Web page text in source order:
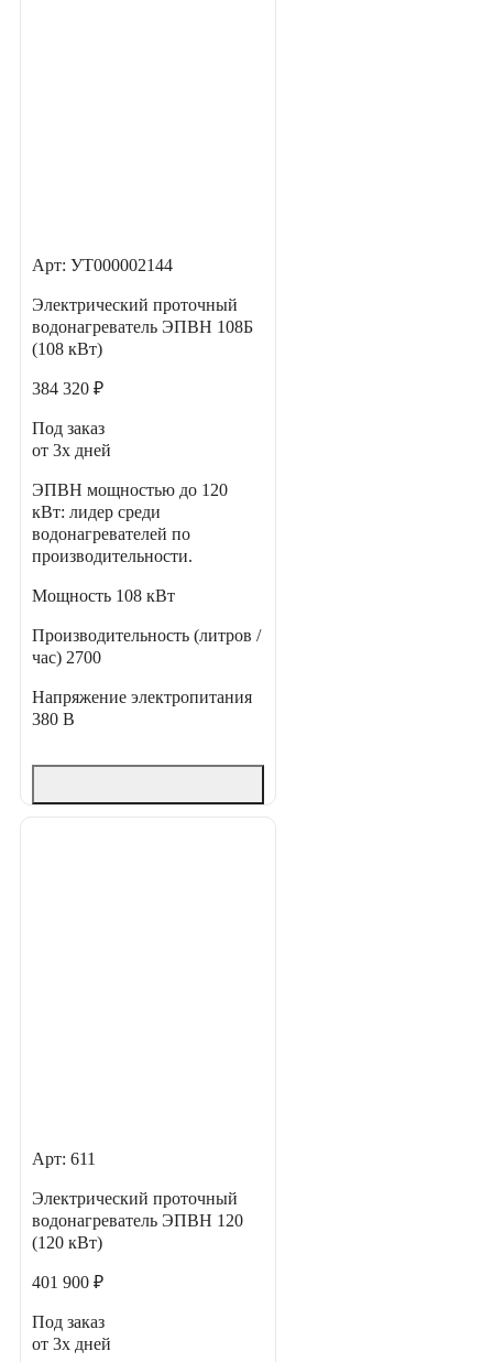
Арт: УТ000002144
Электрический проточный
водонагреватель ЭПВН 108Б
(108 кВт)
384 320 ₽
Под заказ
от 3х дней
ЭПВН мощностью до 120
кВт: лидер среди
водонагревателей по
производительности.
Мощность 108 кВт
Производительность (литров /
час) 2700
Напряжение электропитания
380 В
Арт: 611
Электрический проточный
водонагреватель ЭПВН 120
(120 кВт)
401 900 ₽
Под заказ
от 3х дней